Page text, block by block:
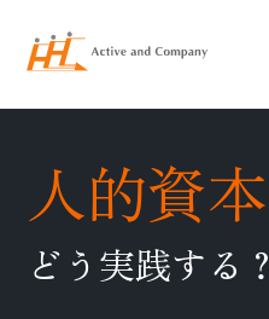
人的資本
どう実践する？